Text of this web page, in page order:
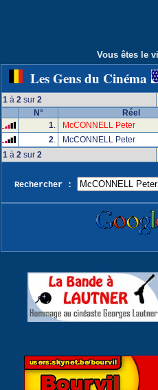
Vous êtes le
Les Gens du Cinéma
1 à 2 sur 2
N°
Réel
1.
McCONNELL Peter
2.
McCONNELL Peter
1 à 2 sur 2
Rechercher :